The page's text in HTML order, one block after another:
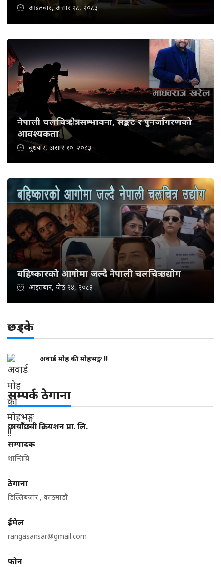
आइतबार, असार २८, २०८३
नेपाली चलचित्र क्षेत्र: सम्भावना, सङ्कट र पुनर्जागरणको
आवश्यकता
बुधबार, असार १०, २०८३
बहिष्कारको आगोमा जल्दै नेपाली चलचित्र उद्योग
आइतबार, जेठ २४, २०८३
छड्के
अवार्ड मोह की मोहभङ्ग !!
सम्पर्क ठेगाना
छायाँछवी क्रियशन प्रा. लि.
सम्पादक
शान्तिप्रिय
ठेगाना
डिल्लिबजार , काठमाडौं
ईमेल
rangasansar@gmail.com
फोन